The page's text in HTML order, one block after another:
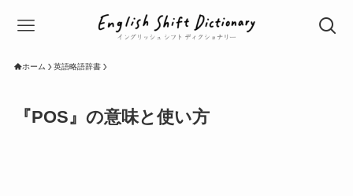
ホーム 英語略語辞書
『POS』の意味と使い方